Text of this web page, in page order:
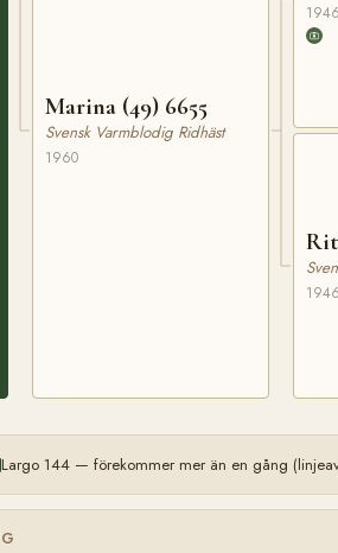
Marina (49) 6655
Svensk Varmblodig Ridhäst
1960
1946
1946
Largo 144 — förekommer mer än en gång